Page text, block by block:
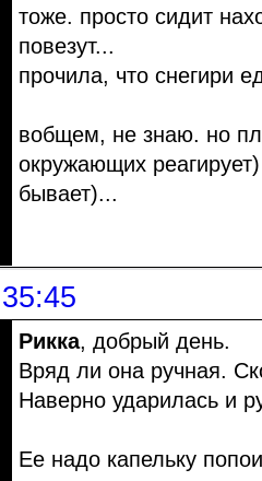
тоже. просто сидит
повезут...
прочила, что снегири
вобщем, не знаю. но
окружающих
бывает)...
Рикка, добрый день.
Вряд ли она ручная.
Наверно ударилась и
Ее надо капельку